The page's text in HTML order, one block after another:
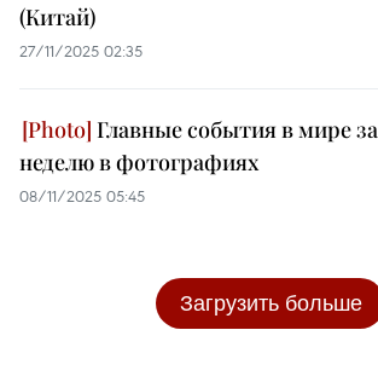
(Китай)
27/11/2025 02:35
Главные события в мире за
неделю в фотографиях
08/11/2025 05:45
Загрузить больше